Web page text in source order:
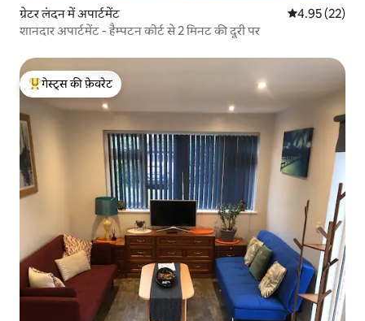
ग्रेटर लंदन में अपार्टमेंट औसत रेटिंग 5 में
4.95 (22)
शानदार अपार्टमेंट - हैम्पटन कोर्ट से 2 मिनट की दूरी पर
गेस्ट्स का टॉप फ़ेवरेट
गेस्ट्स की फ़ेवरेट